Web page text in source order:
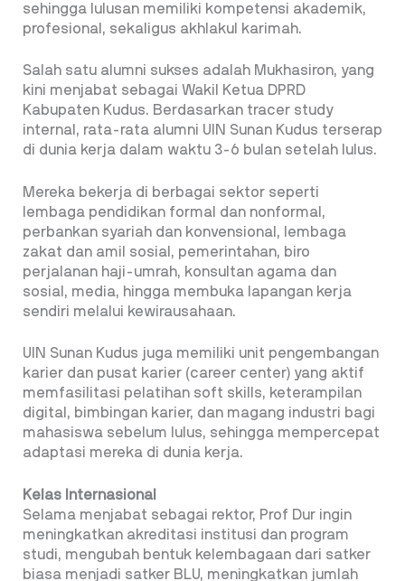
sehingga lulusan memiliki kompetensi akademik,
profesional, sekaligus akhlakul karimah.
Salah satu alumni sukses adalah Mukhasiron, yang
kini menjabat sebagai Wakil Ketua DPRD
Kabupaten Kudus. Berdasarkan tracer study
internal, rata-rata alumni UIN Sunan Kudus terserap
di dunia kerja dalam waktu 3-6 bulan setelah lulus.
Mereka bekerja di berbagai sektor seperti
lembaga pendidikan formal dan nonformal,
perbankan syariah dan konvensional, lembaga
zakat dan amil sosial, pemerintahan, biro
perjalanan haji-umrah, konsultan agama dan
sosial, media, hingga membuka lapangan kerja
sendiri melalui kewirausahaan.
UIN Sunan Kudus juga memiliki unit pengembangan
karier dan pusat karier (career center) yang aktif
memfasilitasi pelatihan soft skills, keterampilan
digital, bimbingan karier, dan magang industri bagi
mahasiswa sebelum lulus, sehingga mempercepat
adaptasi mereka di dunia kerja.
Kelas Internasional
Selama menjabat sebagai rektor, Prof Dur ingin
meningkatkan akreditasi institusi dan program
studi, mengubah bentuk kelembagaan dari satker
biasa menjadi satker BLU, meningkatkan jumlah